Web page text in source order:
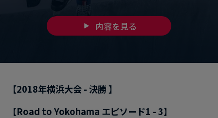
内容を見る
【2018年横浜大会 - 決勝 】
【Road to Yokohama エピソード1 - 3】